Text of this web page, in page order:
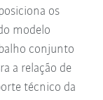
os
modelo
conjunto
a relação de
técnico da